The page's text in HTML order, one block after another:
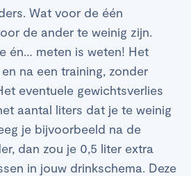
Wat voor de één
de ander te weinig zijn.
én… meten is weten! Het
na een training, zonder
eventuele gewichtsverlies
aantal liters dat je te weinig
je bijvoorbeeld na de
dan zou je 0,5 liter extra
in jouw drinkschema. Deze